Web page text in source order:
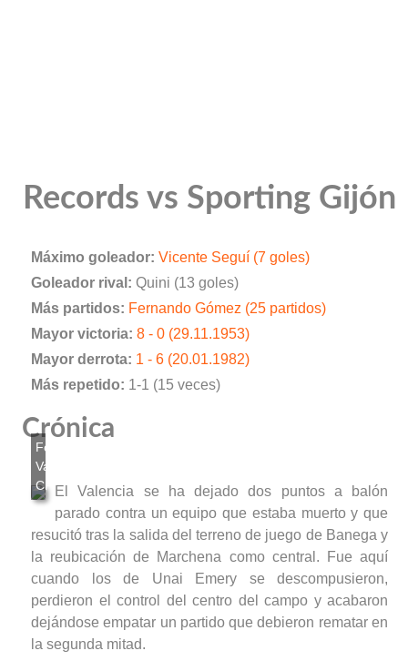
Records vs Sporting Gijón
Máximo goleador: Vicente Seguí (7 goles)
Goleador rival: Quini (13 goles)
Más partidos: Fernando Gómez (25 partidos)
Mayor victoria: 8 - 0 (29.11.1953)
Mayor derrota: 1 - 6 (20.01.1982)
Más repetido: 1-1 (15 veces)
Crónica
El Valencia se ha dejado dos puntos a balón
parado contra un equipo que estaba muerto y que
resucitó tras la salida del terreno de juego de Banega y
la reubicación de Marchena como central. Fue aquí
cuando los de Unai Emery se descompusieron,
perdieron el control del centro del campo y acabaron
dejándose empatar un partido que debieron rematar en
la segunda mitad.